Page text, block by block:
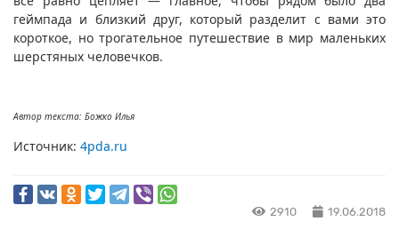
геймпада и близкий друг, который разделит с вами это
короткое, но трогательное путешествие в мир маленьких
шерстяных человечков.
Автор текста: Божко Илья
Источник: 4pda.ru
2910 19.06.2018